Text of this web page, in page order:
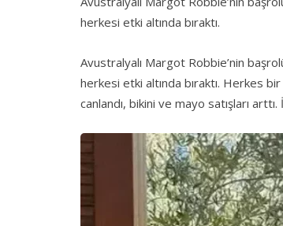
herkesi etki altında bıraktı.
Avustralyalı Margot Robbie’nin
herkesi etki altında bıraktı. Herkes
canlandı, bikini ve mayo satışları